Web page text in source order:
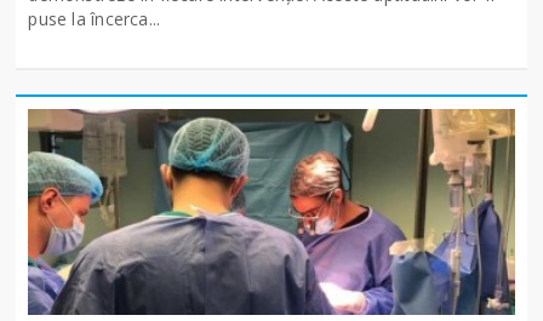
puse la încerca...